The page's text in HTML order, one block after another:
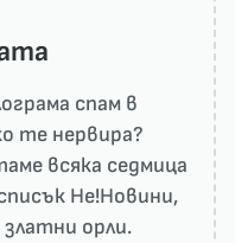
спам в
те нервира?
всяка седмица
He!Новини,
орли.